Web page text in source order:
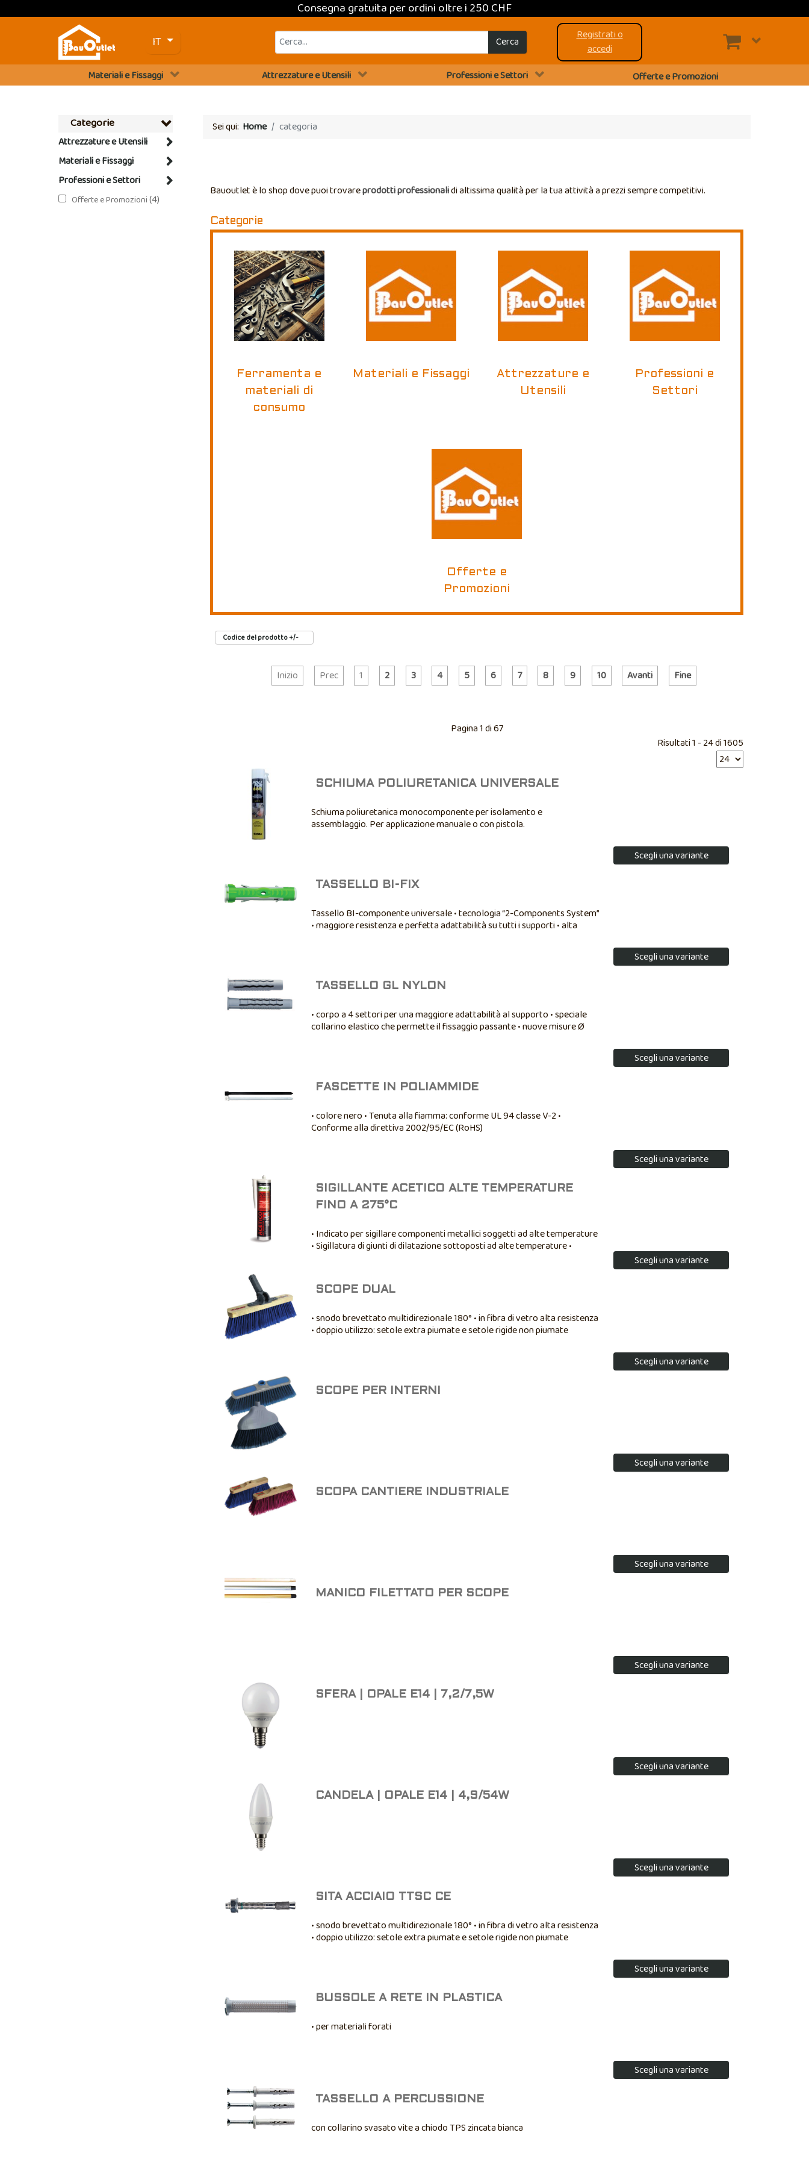
Consegna gratuita per ordini oltre i 250 CHF
Seleziona la tua lingua
IT Cerca
Registrati o
accedi
Materiali e Fissaggi
Attrezzature e Utensili Professioni e Settori Offerte e Promozioni
Categorie
Attrezzature e Utensili
Materiali e Fissaggi
Professioni e Settori
Offerte e Promozioni(4)
Sei qui: Home categoria
Bauoutlet è lo shop dove puoi trovareprodotti professionalidi altissima qualità per la tua attività a prezzi sempre competitivi.
Categorie
Ferramenta e
materiali di
consumo
Materiali e Fissaggi
Attrezzature e
Utensili
Professioni e
Settori
Offerte e
Promozioni
Codice del prodotto +/-
Inizio Prec 1 2 3 4 5 6 7 8 9 10 Avanti Fine
Pagina 1 di 67
Risultati 1 - 24 di 1605
SCHIUMA POLIURETANICA UNIVERSALE
Schiuma poliuretanica monocomponente per isolamento e
assemblaggio. Per applicazione manuale o con pistola.
Scegli una variante
TASSELLO BI-FIX
Tassello BI-componente universale • tecnologia “2-Components System”
• maggiore resistenza e perfetta adattabilità su tutti i supporti • alta
Scegli una variante
TASSELLO GL NYLON
• corpo a 4 settori per una maggiore adattabilità al supporto • speciale
collarino elastico che permette il fissaggio passante • nuove misure Ø
Scegli una variante
FASCETTE IN POLIAMMIDE
• colore nero • Tenuta alla fiamma: conforme UL 94 classe V-2 •
Conforme alla direttiva 2002/95/EC (RoHS)
Scegli una variante
SIGILLANTE ACETICO ALTE TEMPERATURE
FINO A 275°C
• Indicato per sigillare componenti metallici soggetti ad alte temperature
• Sigillatura di giunti di dilatazione sottoposti ad alte temperature •
Scegli una variante
SCOPE DUAL
• snodo brevettato multidirezionale 180° • in fibra di vetro alta resistenza
• doppio utilizzo: setole extra piumate e setole rigide non piumate
Scegli una variante
SCOPE PER INTERNI
Scegli una variante
SCOPA CANTIERE INDUSTRIALE
Scegli una variante
MANICO FILETTATO PER SCOPE
Scegli una variante
SFERA | OPALE E14 | 7,2/7,5W
Scegli una variante
CANDELA | OPALE E14 | 4,9/54W
Scegli una variante
SITA ACCIAIO TTSC CE
• snodo brevettato multidirezionale 180° • in fibra di vetro alta resistenza
• doppio utilizzo: setole extra piumate e setole rigide non piumate
Scegli una variante
BUSSOLE A RETE IN PLASTICA
• per materiali forati
Scegli una variante
TASSELLO A PERCUSSIONE
con collarino svasato vite a chiodo TPS zincata bianca